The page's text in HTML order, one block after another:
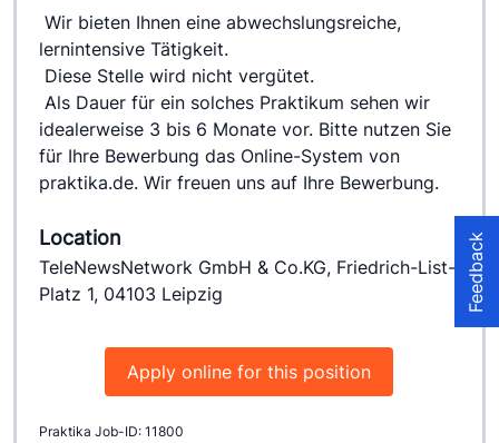
lernintensive Tätigkeit.
Diese Stelle wird nicht vergütet.
idealerweise 3 bis 6 Monate vor. Bitte nutzen Sie
für Ihre Bewerbung das Online-System von
praktika.de. Wir freuen uns auf Ihre Bewerbung.
Location
TeleNewsNetwork GmbH & Co.KG, Friedrich-List-
Platz 1, 04103 Leipzig
Apply online for this position
Praktika Job-ID: 11800
Feedback